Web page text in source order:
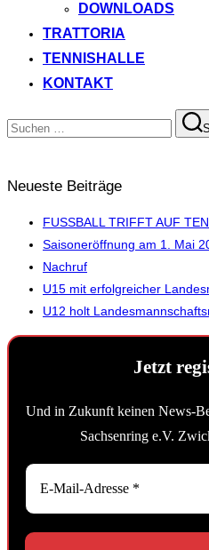
DOWNLOADS
TRATTORIA
TENNISHALLE
KONTAKT
Suchen
nach:
Neueste Beiträge
FUSSBALL TRIFFT AUF
Saisoneröffnung am 1. Mai
Nachruf
U15 mit erfolgreicher
U12 holt
Jetzt
Und in Zukunft keinen News-
Sachsenring e.V.